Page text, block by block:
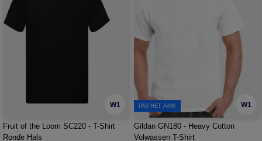
W1
Fruit of the Loom SC220 - T-Shirt
Ronde Hals
W1
PAS HET AAN!
Gildan GN180 - Heavy Cotton
Volwassen T-Shirt